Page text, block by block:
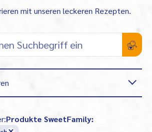
mit unseren leckeren Rezepten.
Produkte SweetFamily: